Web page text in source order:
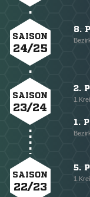
SAISON
24/25
8.
SAISON
23/24
2.
1.
SAISON
22/23
5.